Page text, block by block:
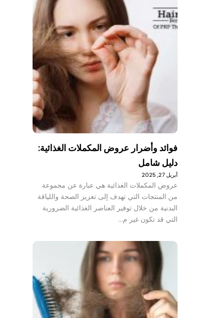
فوائد وأضرار عروض المكملات الغذائية:
دليل شامل
أبريل 27, 2025
عروض المكملات الغذائية هي عبارة عن مجموعة
من المنتجات التي تهدف إلى تعزيز الصحة واللياقة
البدنية من خلال توفير العناصر الغذائية الضرورية
التي قد تكون غير م…